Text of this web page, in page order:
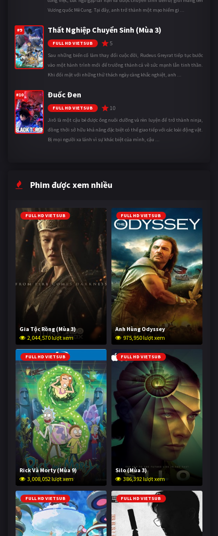
Vương quốc Mê Cung. Tại đây, anh trở thành một mạo hiểm gi ...
#9 Thất Nghiệp Chuyển Sinh (Mùa 3)
FULL HD VIETSUB 5
Sau những biến cố làm thay đổi cuộc đời, Rudeus Greyrat tiếp tục bước
vào một hành trình mới để trưởng thành cả về sức mạnh lẫn tinh thần.
Khi đối mặt với những thử thách ngày càng khắc nghiệt, anh ...
#10 Đuốc Đen
FULL HD VIETSUB 10
Jirô là một cậu bé được ông nuôi dưỡng và rèn luyện để trở thành ninja,
đồng thời sở hữu khả năng đặc biệt có thể giao tiếp với các loài động vật.
Bị mọi người xa lánh vì sự khác biệt của mình, cậu ...
Phim được xem nhiều
FULL HD VIETSUB
Gia Tộc Rồng (Mùa 3)
2,044,570 lượt xem
FULL HD VIETSUB
Anh Hùng Odyssey
975,950 lượt xem
FULL HD VIETSUB
Rick Và Morty (Mùa 9)
3,008,052 lượt xem
FULL HD VIETSUB
Silo (Mùa 3)
386,392 lượt xem
FULL HD VIETSUB FULL HD VIETSUB